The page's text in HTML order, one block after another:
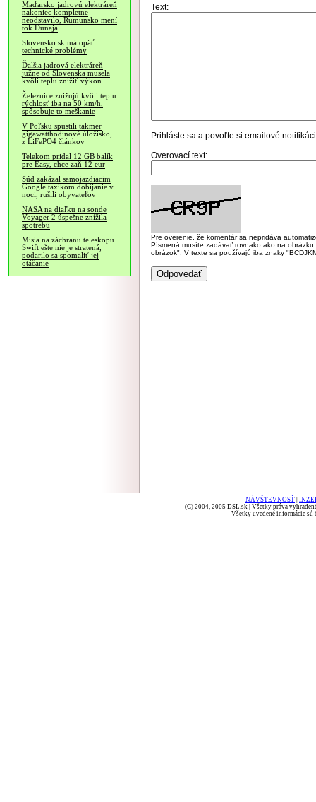
Maďarsko jadrovú elektráreň
nakoniec kompletne
neodstavilo, Rumunsko mení
tok Dunaja
Slovensko.sk má opäť
technické problémy
Ďalšia jadrová elektráreň
južne od Slovenska musela
kvôli teplu znížiť výkon
Železnice znižujú kvôli teplu
rýchlosť iba na 50 km/h,
spôsobuje to meškanie
V Poľsku spustili takmer
gigawatthodinové úložisko,
z LiFePO4 článkov
Telekom pridal 12 GB balík
pre Easy, chce zaň 12 eur
Súd zakázal samojazdiacim
Google taxíkom dobíjanie v
noci, rušili obyvateľov
NASA na diaľku na sonde
Voyager 2 úspešne znížila
spotrebu
Misia na záchranu teleskopu
Swift ešte nie je stratená,
podarilo sa spomaliť jej
otáčanie
Text:
Prihláste sa a povoľte si emailové
Overovací text:
Pre overenie, že komentár sa nepridáva
Písmená musíte zadávať rovnako ako na
obrázok". V texte sa používajú iba znaky
NÁVŠTEVNOSŤ
(C) 2004, 2005 DSL.sk | Všetky práva
Všetky uvedené informácie sú